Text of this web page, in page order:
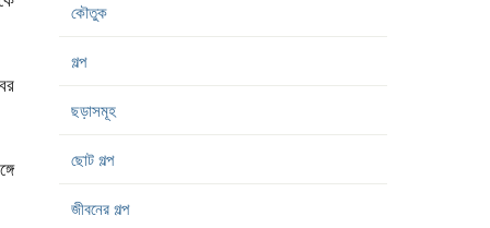
কৌতুক
গল্প
ছড়াসমূহ
ছোট গল্প
জীবনের গল্প